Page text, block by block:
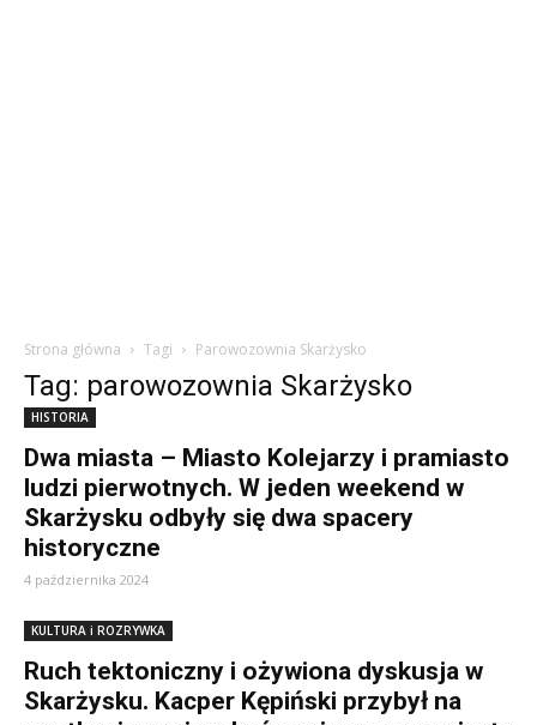
Strona główna Tagi Parowozownia Skarżysko
Tag: parowozownia Skarżysko
HISTORIA
Dwa miasta – Miasto Kolejarzy i pramiasto
ludzi pierwotnych. W jeden weekend w
Skarżysku odbyły się dwa spacery
historyczne
4 października 2024
KULTURA i ROZRYWKA
Ruch tektoniczny i ożywiona dyskusja w
Skarżysku. Kacper Kępiński przybył na